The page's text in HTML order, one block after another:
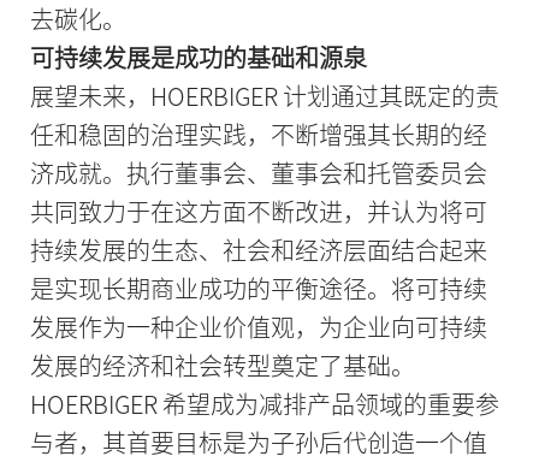
去碳化。
可持续发展是成功的基础和源泉
展望未来，HOERBIGER 计划通过其既定的责
任和稳固的治理实践，不断增强其长期的经
济成就。执行董事会、董事会和托管委员会
共同致力于在这方面不断改进，并认为将可
持续发展的生态、社会和经济层面结合起来
是实现长期商业成功的平衡途径。将可持续
发展作为一种企业价值观，为企业向可持续
发展的经济和社会转型奠定了基础。
HOERBIGER 希望成为减排产品领域的重要参
与者，其首要目标是为子孙后代创造一个值